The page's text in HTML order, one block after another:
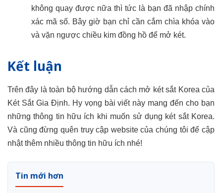
không quay được nữa thì tức là bạn đã nhập chính
xác mã số. Bây giờ bạn chỉ cần cắm chìa khóa vào
và vặn ngược chiều kim đồng hồ để mở két.
Kết luận
Trên đây là toàn bộ hướng dẫn cách mở két sắt Korea của
Két Sắt Gia Định. Hy vọng bài viết này mang đến cho bạn
những thông tin hữu ích khi muốn sử dụng két sắt Korea.
Và cũng đừng quên truy cập website của chúng tôi để cập
nhật thêm nhiều thông tin hữu ích nhé!
Tin mới hơn